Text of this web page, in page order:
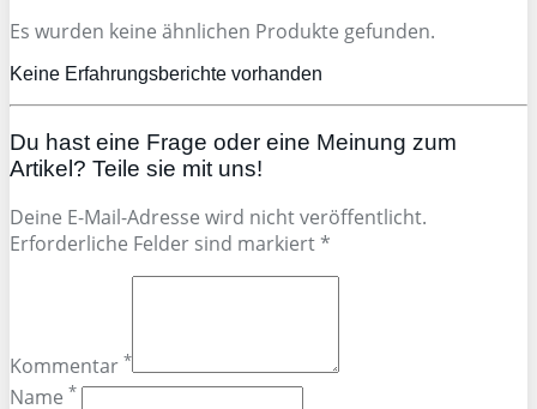
Es wurden keine ähnlichen Produkte gefunden.
Keine Erfahrungsberichte vorhanden
Du hast eine Frage oder eine Meinung zum
Artikel? Teile sie mit uns!
Deine E-Mail-Adresse wird nicht veröffentlicht.
Erforderliche Felder sind markiert *
Kommentar *
Name *